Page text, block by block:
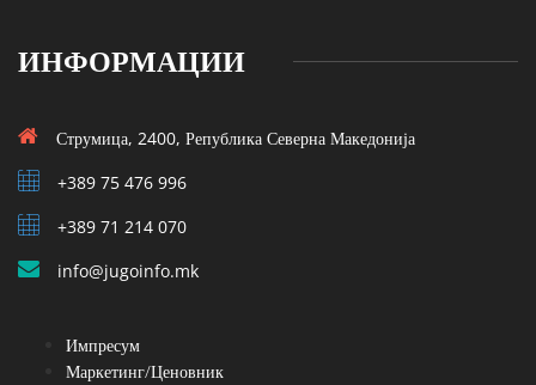
ИНФОРМАЦИИ
Струмица, 2400, Република Северна Македонија
+389 75 476 996
+389 71 214 070
info@jugoinfo.mk
Импресум
Маркетинг/Ценовник